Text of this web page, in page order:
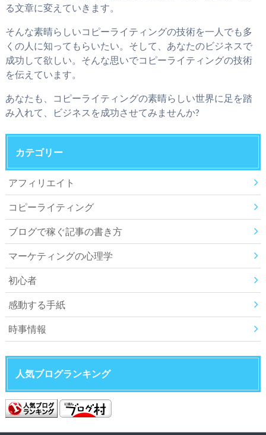
る文章に変えていきます。
そんな素晴らしいコピーライティングの技術を一人でも多
くの人に知ってもらいたい。そして、あなたのビジネスで
成功して欲しい。そんな思いでコピーライティングの技術
を伝えています。
あなたも、コピーライティングの素晴らしい世界に足を踏
み入れて、ビジネスを成功させてみませんか?
カテゴリー
アフィリエイト
コピーライティング
ブログで稼ぐ記事の書き方
マーケティングの心理学
初心者
感動する手紙
時事情報
人気ブログランキング